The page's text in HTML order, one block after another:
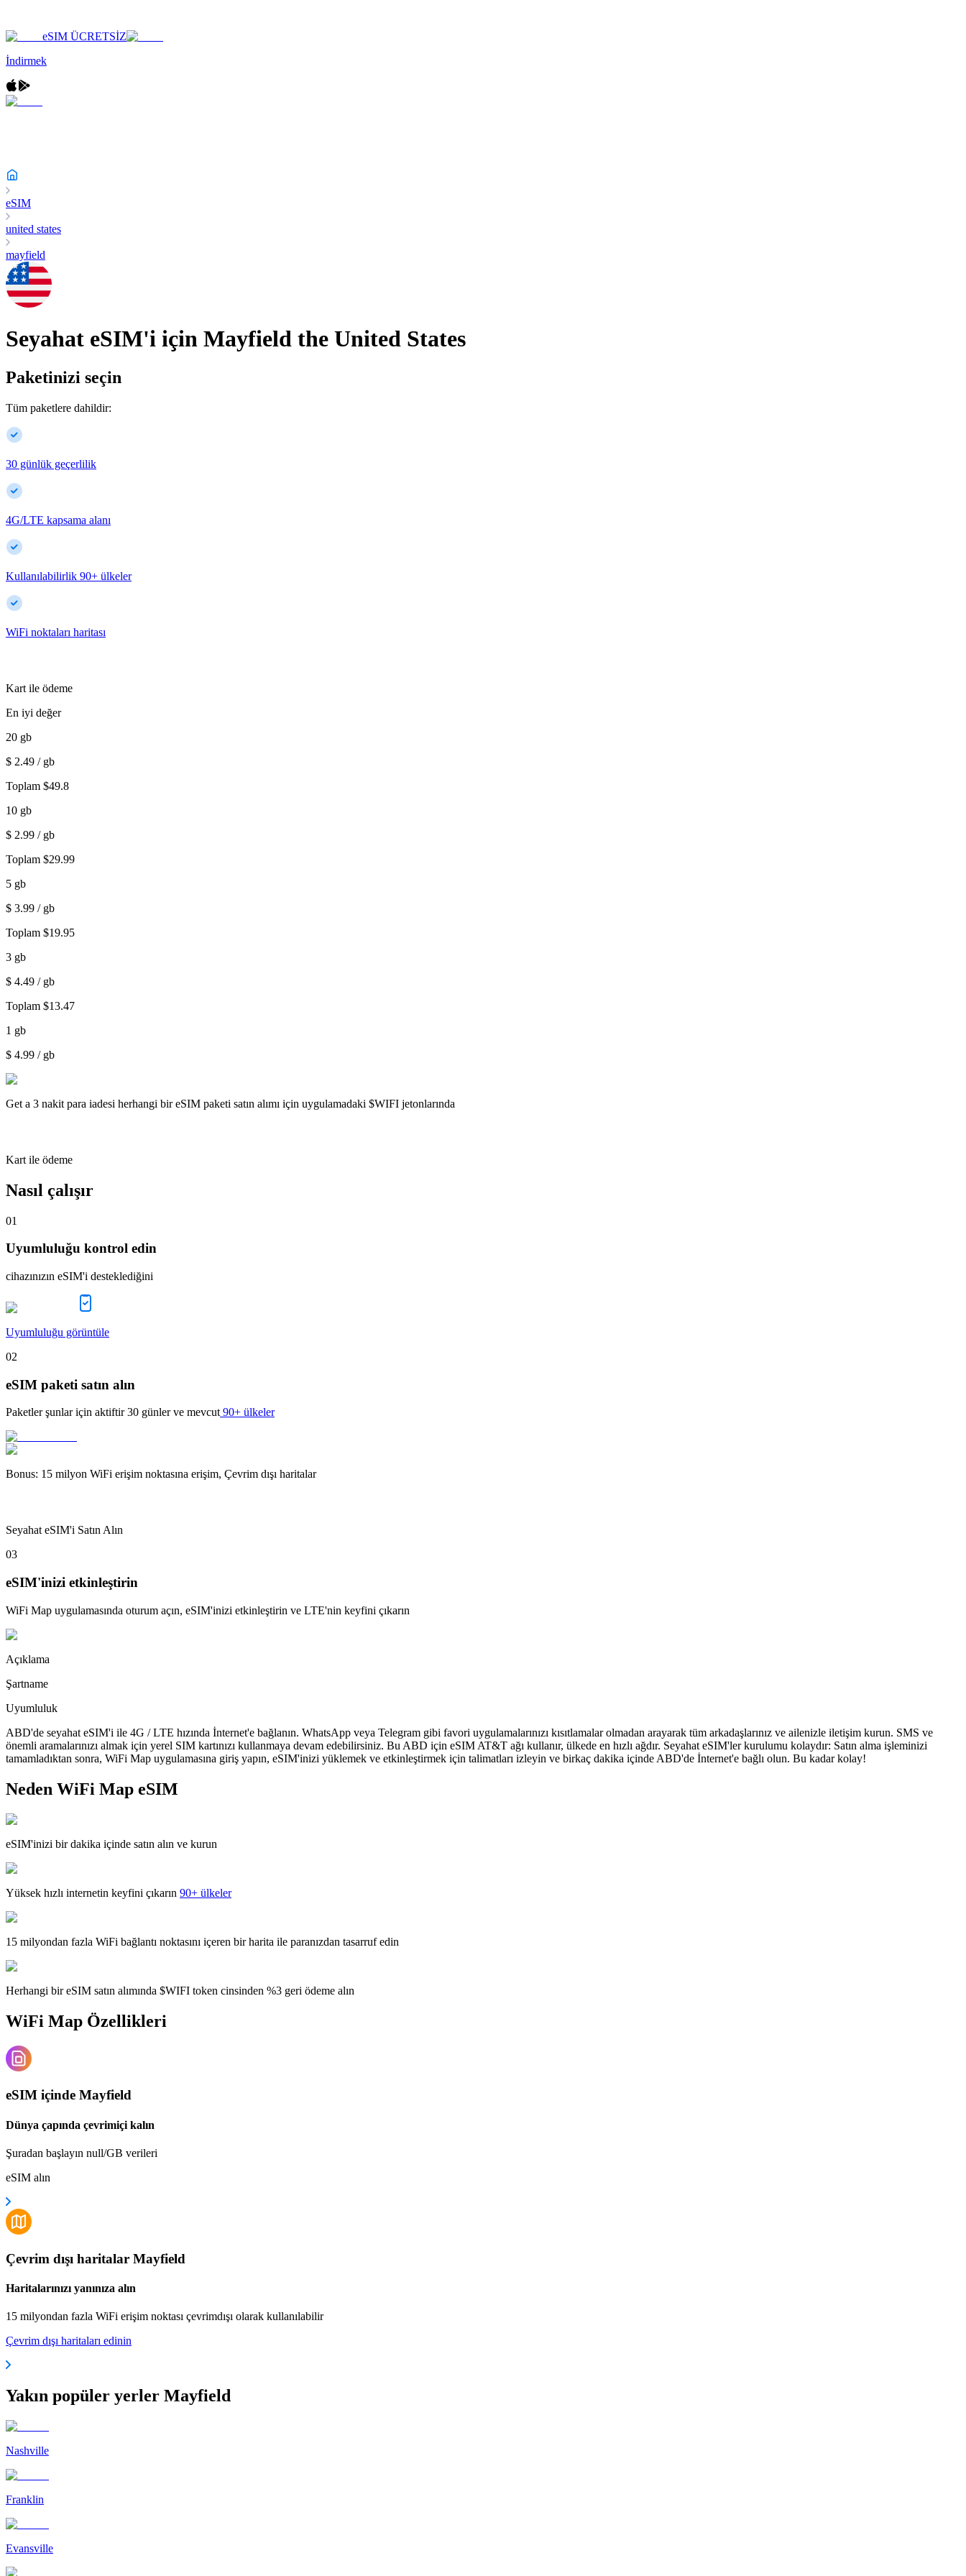
eSIM ÜCRETSİZ
İndirmek
eSIM
united states
mayfield
Seyahat eSIM'i için Mayfield the United States
Paketinizi seçin
Tüm paketlere dahildir:
30 günlük geçerlilik
4G/LTE kapsama alanı
Kullanılabilirlik 90+ ülkeler
WiFi noktaları haritası
Kart ile ödeme
En iyi değer
20 gb
$ 2.49 / gb
Toplam $49.8
10 gb
$ 2.99 / gb
Toplam $29.99
5 gb
$ 3.99 / gb
Toplam $19.95
3 gb
$ 4.49 / gb
Toplam $13.47
1 gb
$ 4.99 / gb
Get a 3 nakit para iadesi herhangi bir eSIM paketi satın alımı için uygulamadaki $WIFI jetonlarında
Kart ile ödeme
Nasıl çalışır
01
Uyumluluğu kontrol edin
cihazınızın eSIM'i desteklediğini
Uyumluluğu görüntüle
02
eSIM paketi satın alın
Paketler şunlar için aktiftir 30 günler ve mevcut 90+ ülkeler
Bonus: 15 milyon WiFi erişim noktasına erişim, Çevrim dışı haritalar
Seyahat eSIM'i Satın Alın
03
eSIM'inizi etkinleştirin
WiFi Map uygulamasında oturum açın, eSIM'inizi etkinleştirin ve LTE'nin keyfini çıkarın
Açıklama
Şartname
Uyumluluk
ABD'de seyahat eSIM'i ile 4G / LTE hızında İnternet'e bağlanın. WhatsApp veya Telegram gibi favori uygulamalarınızı kısıtlamalar olmadan arayarak tüm arkadaşlarınız ve ailenizle iletişim kurun. SMS ve
önemli aramalarınızı almak için yerel SIM kartınızı kullanmaya devam edebilirsiniz. Bu ABD için eSIM AT&T ağı kullanır, ülkede en hızlı ağdır. Seyahat eSIM'ler kurulumu kolaydır: Satın alma işleminizi
tamamladıktan sonra, WiFi Map uygulamasına giriş yapın, eSIM'inizi yüklemek ve etkinleştirmek için talimatları izleyin ve birkaç dakika içinde ABD'de İnternet'e bağlı olun. Bu kadar kolay!
Neden WiFi Map eSIM
eSIM'inizi bir dakika içinde satın alın ve kurun
Yüksek hızlı internetin keyfini çıkarın 90+ ülkeler
15 milyondan fazla WiFi bağlantı noktasını içeren bir harita ile paranızdan tasarruf edin
Herhangi bir eSIM satın alımında $WIFI token cinsinden %3 geri ödeme alın
WiFi Map Özellikleri
eSIM içinde Mayfield
Dünya çapında çevrimiçi kalın
Şuradan başlayın null/GB verileri
eSIM alın
Çevrim dışı haritalar Mayfield
Haritalarınızı yanınıza alın
15 milyondan fazla WiFi erişim noktası çevrimdışı olarak kullanılabilir
Çevrim dışı haritaları edinin
Yakın popüler yerler Mayfield
Nashville
Franklin
Evansville